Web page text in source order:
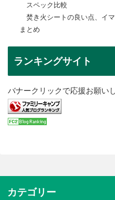
スペック比較
焚き火シートの良い点、イ
まとめ
ランキングサイト
バナークリックで応援お願い
カテゴリー